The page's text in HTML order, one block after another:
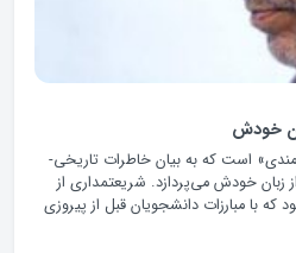
خودش
است که به بیان خاطرات تاریخی-
زبان خودش می‌پردازد. شریعتمداری از
که با مبارزات دانشجویان قبل از پیروزی